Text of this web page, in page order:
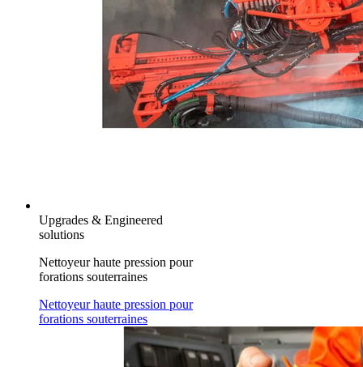
Upgrades & Engineered
solutions
Nettoyeur haute pression pour
forations souterraines
Nettoyeur haute pression pour
forations souterraines